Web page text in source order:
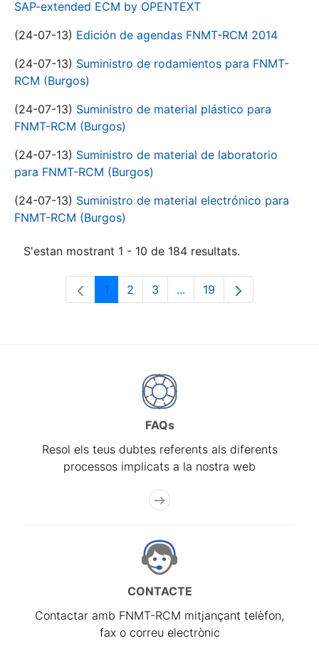
SAP-extended ECM by OPENTEXT
(24-07-13) Edición de agendas FNMT-RCM 2014
(24-07-13) Suministro de rodamientos para FNMT-
RCM (Burgos)
(24-07-13) Suministro de material plástico para
FNMT-RCM (Burgos)
(24-07-13) Suministro de material de laboratorio
para FNMT-RCM (Burgos)
(24-07-13) Suministro de material electrónico para
FNMT-RCM (Burgos)
S'estan mostrant 1 - 10 de 184 resultats.
Pàgina
1 Pàgina
2 Pàgina
3 ...Pàgines intermèdies
Pàgina
19
FAQs
Resol els teus dubtes referents als diferents
processos implicats a la nostra web
CONTACTE
Contactar amb FNMT-RCM mitjançant telèfon,
fax o correu electrònic